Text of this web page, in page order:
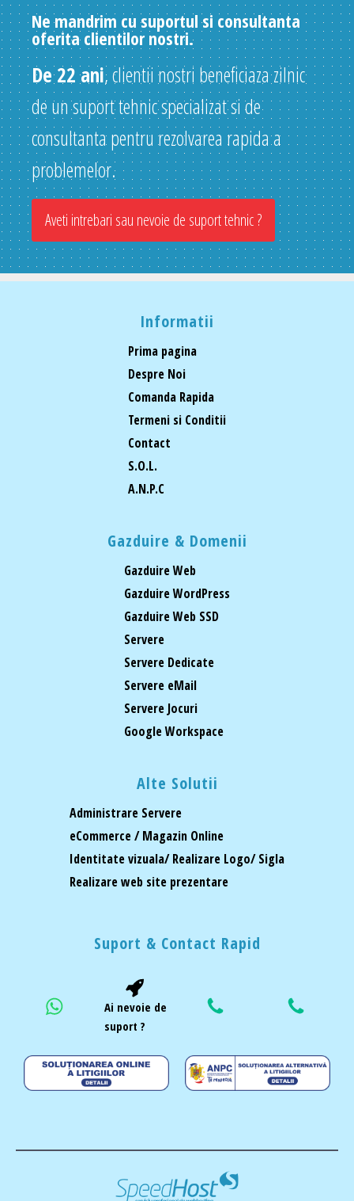
Ne mandrim cu suportul si consultanta
oferita clientilor nostri.
De 22 ani, clientii nostri beneficiaza zilnic
de un suport tehnic specializat si de
consultanta pentru rezolvarea rapida a
problemelor.
Aveti intrebari sau nevoie de suport tehnic ?
Informatii
Prima pagina
Despre Noi
Comanda Rapida
Termeni si Conditii
Contact
S.O.L.
A.N.P.C
Gazduire & Domenii
Gazduire Web
Gazduire WordPress
Gazduire Web SSD
Servere
Servere Dedicate
Servere eMail
Servere Jocuri
Google Workspace
Alte Solutii
Administrare Servere
eCommerce / Magazin Online
Identitate vizuala/ Realizare Logo/ Sigla
Realizare web site prezentare
Suport & Contact Rapid
Ai nevoie de
suport ?